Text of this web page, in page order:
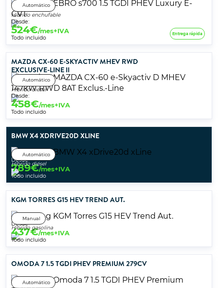
Automático
Híbrido enchufable
Desde:
524€/mes+IVA
Todo incluido
Entrega rápida
MAZDA CX-60 E-SKYACTIV MHEV RWD
EXCLUSIVE-LINE II
Automático
Híbrido diésel
Desde:
458€/mes+IVA
Todo incluido
BMW X4 XDRIVE20D XLINE
Automático
Híbrido diésel
Desde:
789€/mes+IVA
Todo incluido
KGM TORRES G15 HEV TREND AUT.
Manual
Híbrido gasolina
Desde:
437€/mes+IVA
Todo incluido
OMODA 7 1.5 TGDI PHEV PREMIUM 279CV
Automático